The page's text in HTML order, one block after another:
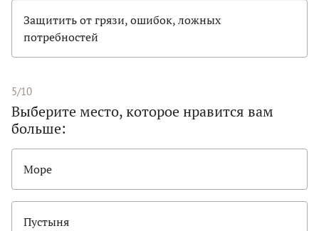
Защитить от грязи, ошибок, ложных
потребностей
5/10
Выберите место, которое нравится вам
больше:
Море
Пустыня